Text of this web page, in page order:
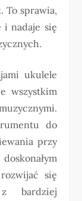
To sprawia,
i nadaje się
ukulele
wszystkim
do
przy
się
z bardziej